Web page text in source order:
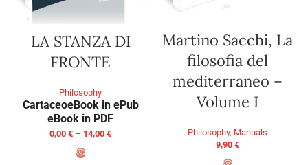
LA STANZA DI
FRONTE
Philosophy
CartaceoeBook in ePub
eBook in PDF
0,00 € – 14,00 €
Martino Sacchi, La
filosofia del
mediterraneo –
Volume I
Philosophy, Manuals
9,90 €